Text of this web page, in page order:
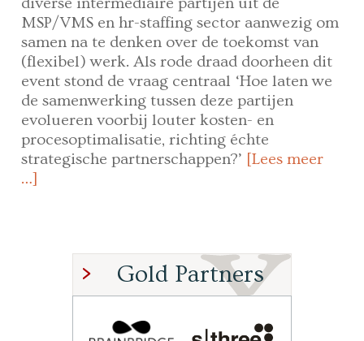
MSP/VMS en hr-staffing sector aanwezig om
samen na te denken over de toekomst van
(flexibel) werk. Als rode draad doorheen dit
event stond de vraag centraal ‘Hoe laten we
de samenwerking tussen deze partijen
evolueren voorbij louter kosten- en
procesoptimalisatie, richting échte
strategische partnerschappen?’ [Lees meer
…]
Gold Partners